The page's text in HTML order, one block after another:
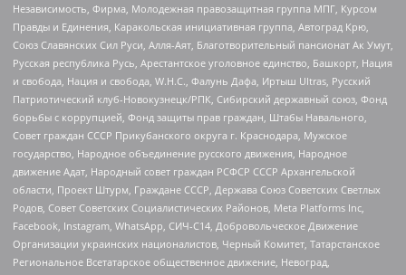
Независимость, Фирма, Молодежная правозащитная группа МПГ, Курсом
Правды и Единения, Каракольская инициативная группа, Автоград Крю,
Союз Славянских Сил Руси, Алля-Аят, Благотворительный пансионат Ак Умут,
Русская республика Русь, Арестантское уголовное единство, Башкорт, Нация
и свобода, Нация и свобода, W.H.С., Фалунь Дафа, Иртыш Ultras, Русский
Патриотический клуб-Новокузнецк/РПК, Сибирский державный союз, Фонд
борьбы с коррупцией, Фонд защиты прав граждан, Штабы Навального,
Совет граждан СССР Прикубанского округа г. Краснодара, Мужское
государство, Народное объединение русского движения, Народное
движение Адат, Народный совет граждан РСФСР СССР Архангельской
области, Проект Штурм, Граждане СССР, Держава Союз Советских Светлых
Родов, Совет Советских Социалистических Районов, Meta Platforms Inc,
Facebook, Instagram, WhatsApp, СИЧ-С14, Добровольческое Движение
Организации украинских националистов, Черный Комитет, Татарстанское
Региональное Всетатарское общественное движение, Невоград,